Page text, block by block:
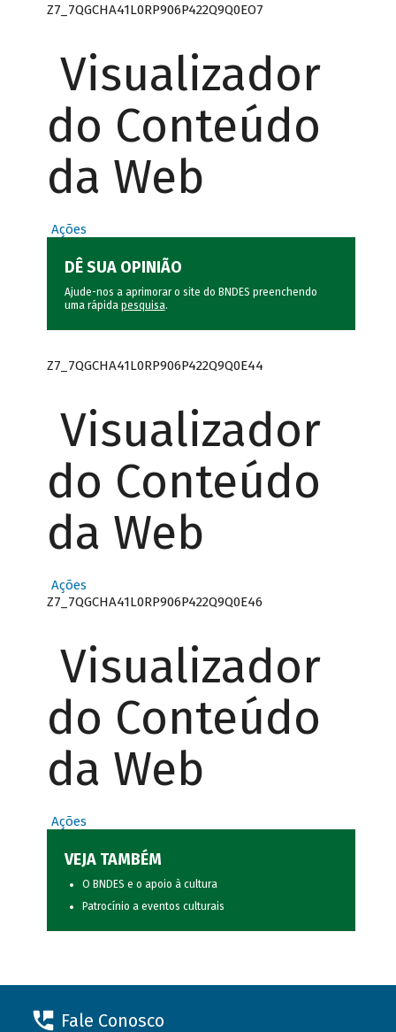
Z7_7QGCHA41L0RP906P422Q9Q0EO7
Visualizador
do Conteúdo
da Web
Ações
DÊ SUA OPINIÃO
Ajude-nos a aprimorar o site do BNDES preenchendo
uma rápida pesquisa.
Z7_7QGCHA41L0RP906P422Q9Q0E44
Visualizador
do Conteúdo
da Web
Ações
Z7_7QGCHA41L0RP906P422Q9Q0E46
Visualizador
do Conteúdo
da Web
Ações
VEJA TAMBÉM
O BNDES e o apoio à cultura
Patrocínio a eventos culturais
Fale Conosco